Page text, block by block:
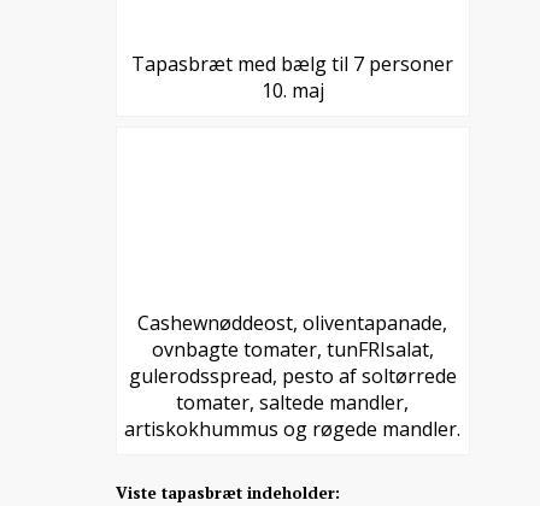
Tapasbræt med bælg til 7 personer
10. maj
Cashewnøddeost, oliventapanade,
ovnbagte tomater, tunFRIsalat,
gulerodsspread, pesto af soltørrede
tomater, saltede mandler,
artiskokhummus og røgede mandler.
Viste tapasbræt indeholder: